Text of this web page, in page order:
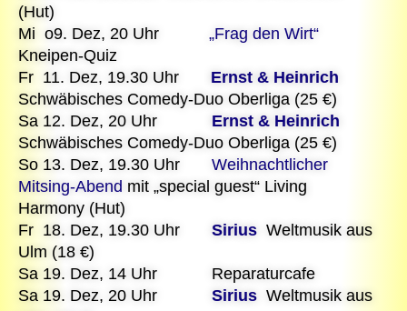
(Hut)
Mi o9. Dez, 20 Uhr „Frag den Wirt“
Kneipen-Quiz
Fr 11. Dez, 19.30 Uhr Ernst & Heinrich
Schwäbisches Comedy-Duo Oberliga (25 €)
Sa 12. Dez, 20 Uhr Ernst & Heinrich
Schwäbisches Comedy-Duo Oberliga (25 €)
So 13. Dez, 19.30 Uhr Weihnachtlicher
Mitsing-Abend mit „special guest“ Living
Harmony (Hut)
Fr 18. Dez, 19.30 Uhr Sirius Weltmusik aus
Ulm (18 €)
Sa 19. Dez, 14 Uhr Reparaturcafe
Sa 19. Dez, 20 Uhr Sirius Weltmusik aus